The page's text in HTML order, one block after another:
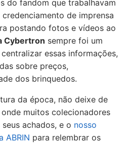
do fandom que trabalhavam
de imprensa
postando fotos e vídeos ao
Cybertron sempre foi um
essas informações,
sobre preços,
dos brinquedos.
da época, não deixe de
onde muitos colecionadores
achados, e o nosso
ABRIN para relembrar os